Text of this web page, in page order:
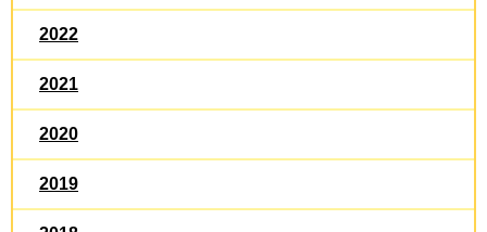
2022
2021
2020
2019